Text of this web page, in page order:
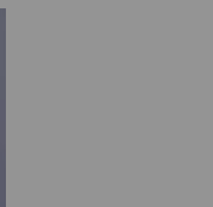
de un centro